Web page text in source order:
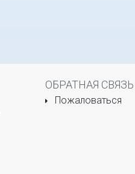
ОБРАТНАЯ СВЯЗЬ
Пожаловаться